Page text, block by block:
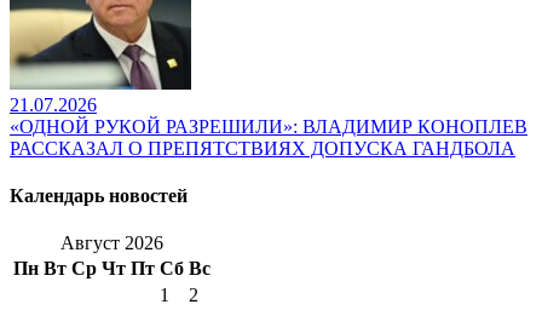
21.07.2026
«ОДНОЙ РУКОЙ РАЗРЕШИЛИ»: ВЛАДИМИР КОНОПЛЕВ
РАССКАЗАЛ О ПРЕПЯТСТВИЯХ ДОПУСКА ГАНДБОЛА
Календарь новостей
Август 2026
Пн Вт Ср Чт Пт Сб Вс
1
2